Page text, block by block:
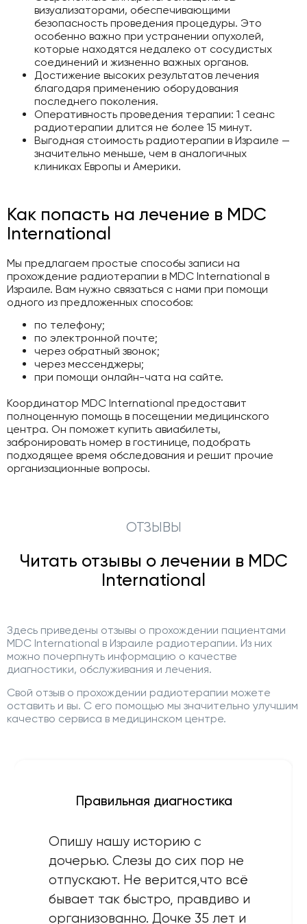
визуализаторами, обеспечивающими
безопасность проведения процедуры. Это
особенно важно при устранении опухолей,
которые находятся недалеко от сосудистых
соединений и жизненно важных органов.
Достижение высоких результатов лечения
благодаря применению оборудования
последнего поколения.
Оперативность проведения терапии: 1 сеанс
радиотерапии длится не более 15 минут.
Выгодная стоимость радиотерапии в Израиле —
значительно меньше, чем в аналогичных
клиниках Европы и Америки.
Как попасть на лечение в MDC
International
Мы предлагаем простые способы записи на
прохождение радиотерапии в MDC International в
Израиле. Вам нужно связаться с нами при помощи
одного из предложенных способов:
по телефону;
по электронной почте;
через обратный звонок;
через мессенджеры;
при помощи онлайн-чата на сайте.
Координатор MDC International предоставит
полноценную помощь в посещении медицинского
центра. Он поможет купить авиабилеты,
забронировать номер в гостинице, подобрать
подходящее время обследования и решит прочие
организационные вопросы.
ОТЗЫВЫ
Читать отзывы о лечении в MDC
International
Здесь приведены отзывы о прохождении пациентами
MDC International в Израиле радиотерапии. Из них
можно почерпнуть информацию о качестве
диагностики, обслуживания и лечения.
Свой отзыв о прохождении радиотерапии можете
оставить и вы. С его помощью мы значительно улучшим
качество сервиса в медицинском центре.
Правильная диагностика
Опишу нашу историю с
дочерью. Слезы до сих пор не
отпускают. Не верится,что всё
бывает так быстро, правдиво и
организованно. Дочке 35 лет и